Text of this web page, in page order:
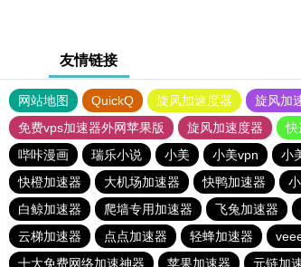
友情链接
网站地图 QuickQ 旋风加速度器 旋风加
免费vps加速器外网苹果版
旋风加速度器 快
哔咔漫画
瑞乐小说 小美 小美vpn 小
快橙加速器
大机场加速器 快鸭加速器
白鲸加速器
爬墙专用加速器 飞兔加速器
云梯加速器
点点加速器 轻蜂加速器
十大免费网络加速神器
苹果加速器 元链加